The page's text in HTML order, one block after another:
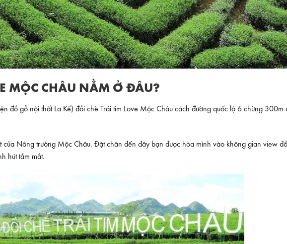
MỘC CHÂU NẰM Ở ĐÂU?
đồ gỗ nội thất La Kế) đồi chè Trái tim Love Mộc Châu cách đường quốc lộ 6 chừng 300m
của Nông trường Mộc Châu. Đặt chân đến đây bạn được hòa mình vào không gian view
hút tầm mắt.